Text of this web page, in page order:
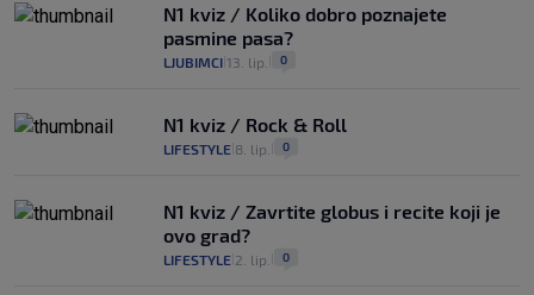
N1 kviz / Koliko dobro poznajete
pasmine pasa?
LJUBIMCI 13. lip. 0
N1 kviz / Rock & Roll
LIFESTYLE 8. lip. 0
N1 kviz / Zavrtite globus i recite koji je
ovo grad?
LIFESTYLE 2. lip. 0